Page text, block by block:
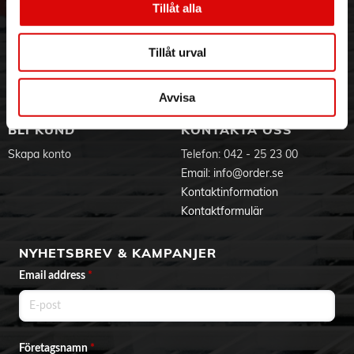
Tillåt alla
Tillåt urval
Avvisa
Visselblåsning
Aktuellt på Order
Ansökan om RMA
Godsefterlysning & Felleverans
Integritetspolicy
Om cookies
BLI KUND
Skapa konto
KONTAKTA OSS
Telefon: 042 - 25 23 00
Email: info@order.se
Kontaktinformation
Kontaktformulär
NYHETSBREV & KAMPANJER
Email address *
Företagsnamn*